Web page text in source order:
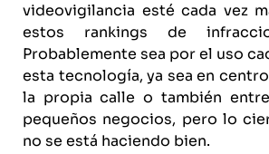
videovigilancia esté cada vez
estos rankings de
Probablemente sea por el uso
esta tecnología, ya sea en
la propia calle o también
pequeños negocios, pero lo
no se está haciendo bien.